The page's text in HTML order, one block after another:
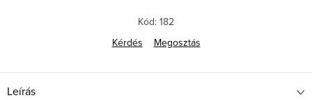
Kód: 182
Kérdés
Megosztás
Leírás